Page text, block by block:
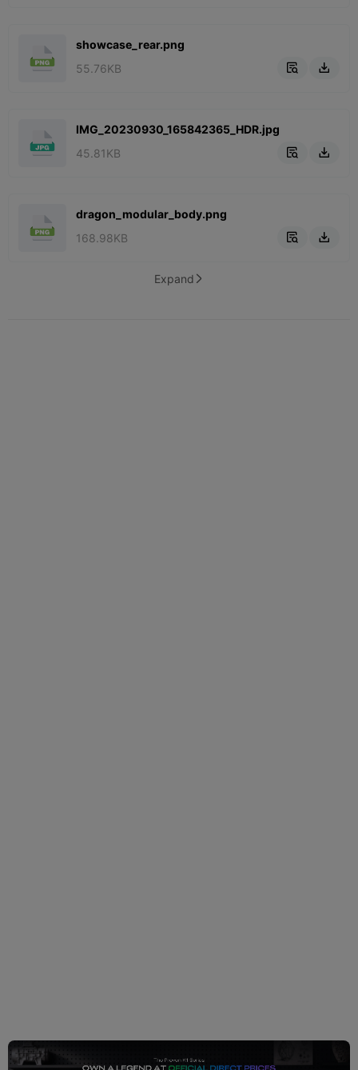
showcase_rear.png
55.76KB
 
IMG_20230930_165842365_HDR.jpg
45.81KB
 
dragon_modular_body.png
168.98KB
 
Expand 